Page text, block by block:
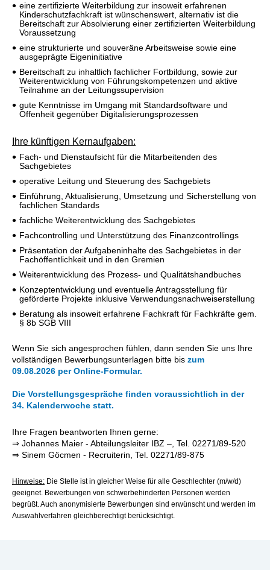
eine zertifizierte Weiterbildung zur insoweit erfahrenen
Kinderschutzfachkraft ist wünschenswert, alternativ ist die
Bereitschaft zur Absolvierung einer zertifizierten Weiterbildung
Voraussetzung
eine strukturierte und souveräne Arbeitsweise sowie eine
ausgeprägte Eigeninitiative
Bereitschaft zu inhaltlich fachlicher Fortbildung, sowie zur
Weiterentwicklung von Führungskompetenzen und aktive
Teilnahme an der Leitungssupervision
gute Kenntnisse im Umgang mit Standardsoftware und
Offenheit gegenüber Digitalisierungsprozessen
Ihre künftigen Kernaufgaben:
Fach- und Dienstaufsicht für die Mitarbeitenden des
Sachgebietes
operative Leitung und Steuerung des Sachgebiets
Einführung, Aktualisierung, Umsetzung und Sicherstellung von
fachlichen Standards
fachliche Weiterentwicklung des Sachgebietes
Fachcontrolling und Unterstützung des Finanzcontrollings
Präsentation der Aufgabeninhalte des Sachgebietes in der
Fachöffentlichkeit und in den Gremien
Weiterentwicklung des Prozess- und Qualitätshandbuches
Konzeptentwicklung und eventuelle Antragsstellung für
geförderte Projekte inklusive Verwendungsnachweiserstellung
Beratung als insoweit erfahrene Fachkraft für Fachkräfte gem.
§ 8b SGB VIII
Wenn Sie sich angesprochen fühlen, dann senden Sie uns Ihre
vollständigen Bewerbungsunterlagen bitte bis zum
09.08.2026 per Online-Formular.
Die Vorstellungsgespräche finden voraussichtlich in der
34. Kalenderwoche statt.
Ihre Fragen beantworten Ihnen gerne:
⇒ Johannes Maier - Abteilungsleiter IBZ –, Tel. 02271/89-520
⇒ Sinem Göcmen - Recruiterin, Tel. 02271/89-875
Hinweise: Die Stelle ist in gleicher Weise für alle Geschlechter (m/w/d)
geeignet. Bewerbungen von schwerbehinderten Personen werden
begrüßt. Auch anonymisierte Bewerbungen sind erwünscht und werden im
Auswahlverfahren gleichberechtigt berücksichtigt.